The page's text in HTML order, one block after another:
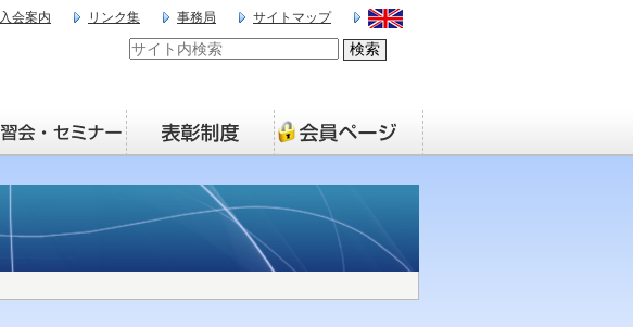
入会案内 リンク集 事務局 サイトマップ